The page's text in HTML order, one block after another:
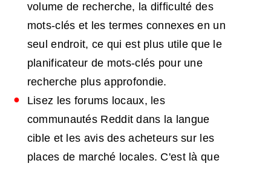
volume de recherche, la difficulté des
mots-clés et les termes connexes en un
seul endroit, ce qui est plus utile que le
planificateur de mots-clés pour une
recherche plus approfondie.
Lisez les forums locaux, les
communautés Reddit dans la langue
cible et les avis des acheteurs sur les
places de marché locales. C'est là que